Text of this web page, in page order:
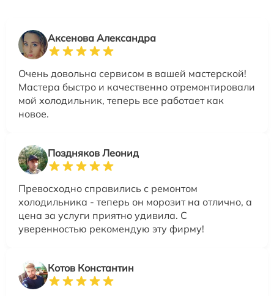
Аксенова Александра
Очень довольна сервисом в вашей мастерской!
Мастера быстро и качественно отремонтировали
мой холодильник, теперь все работает как
новое.
Поздняков Леонид
Превосходно справились с ремонтом
холодильника - теперь он морозит на отлично, а
цена за услуги приятно удивила. С
уверенностью рекомендую эту фирму!
Котов Константин